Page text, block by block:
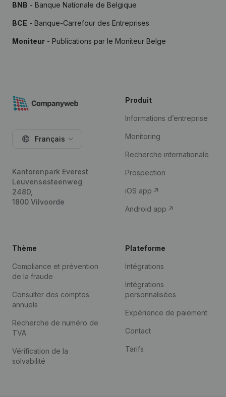
BNB - Banque Nationale de Belgique
BCE - Banque-Carrefour des Entreprises
Moniteur - Publications par le Moniteur Belge
Français
Kantorenpark Everest
Leuvensesteenweg
248D,
1800 Vilvoorde
Produit
Informations d’entreprise
Monitoring
Recherche internationale
Prospection
iOS app
Android app
Thème
Compliance et prévention
de la fraude
Consulter des comptes
annuels
Recherche de numéro de
TVA
Vérification de la
solvabilité
Plateforme
Intégrations
Intégrations
personnalisées
Expérience de paiement
Contact
Tarifs